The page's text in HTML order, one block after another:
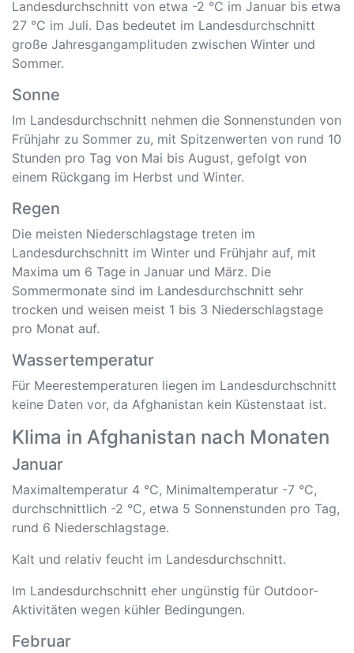
Landesdurchschnitt von etwa -2 °C im Januar bis etwa
27 °C im Juli. Das bedeutet im Landesdurchschnitt
große Jahresgangamplituden zwischen Winter und
Sommer.
Sonne
Im Landesdurchschnitt nehmen die Sonnenstunden von
Frühjahr zu Sommer zu, mit Spitzenwerten von rund 10
Stunden pro Tag von Mai bis August, gefolgt von
einem Rückgang im Herbst und Winter.
Regen
Die meisten Niederschlagstage treten im
Landesdurchschnitt im Winter und Frühjahr auf, mit
Maxima um 6 Tage in Januar und März. Die
Sommermonate sind im Landesdurchschnitt sehr
trocken und weisen meist 1 bis 3 Niederschlagstage
pro Monat auf.
Wassertemperatur
Für Meerestemperaturen liegen im Landesdurchschnitt
keine Daten vor, da Afghanistan kein Küstenstaat ist.
Klima in Afghanistan nach Monaten
Januar
Maximaltemperatur 4 °C, Minimaltemperatur -7 °C,
durchschnittlich -2 °C, etwa 5 Sonnenstunden pro Tag,
rund 6 Niederschlagstage.
Kalt und relativ feucht im Landesdurchschnitt.
Im Landesdurchschnitt eher ungünstig für Outdoor-
Aktivitäten wegen kühler Bedingungen.
Februar